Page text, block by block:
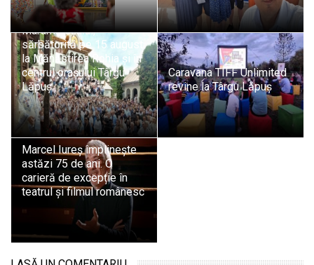
Ziua Națională a
Maramureșului,
sărbătorită pe 15 august
la Mănăstirea Rohia și în
centrul orașului Târgu
Lăpuș
Caravana TIFF Unlimited
revine la Târgu Lăpuș
Marcel Iureș împlinește
astăzi 75 de ani. O
carieră de excepție în
teatrul și filmul românesc